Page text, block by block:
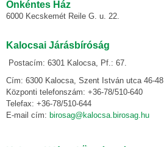
Önkéntes Ház
6000 Kecskemét Reile G. u. 22.
Kalocsai Járásbíróság
Postacím: 6301 Kalocsa, Pf.: 67.
Cím: 6300 Kalocsa, Szent István utca 46-48
Központi telefonszám: +36-78/510-640
Telefax: +36-78/510-644
E-mail cím: birosag@kalocsa.birosag.hu